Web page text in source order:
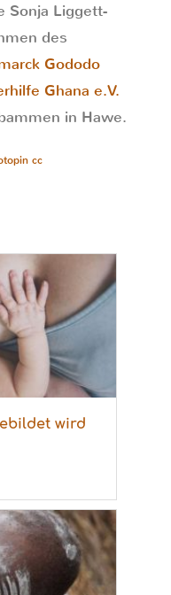
Sonja Liggett-
des
Gododo
Ghana e.V.
in Hawe.
cc
wird